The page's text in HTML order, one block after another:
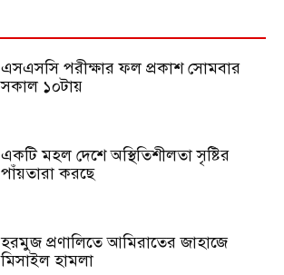
এসএসসি পরীক্ষার ফল প্রকাশ সোমবার
সকাল ১০টায়
একটি মহল দেশে অস্থিতিশীলতা সৃষ্টির
পাঁয়তারা করছে
হরমুজ প্রণালিতে আমিরাতের জাহাজে
মিসাইল হামলা